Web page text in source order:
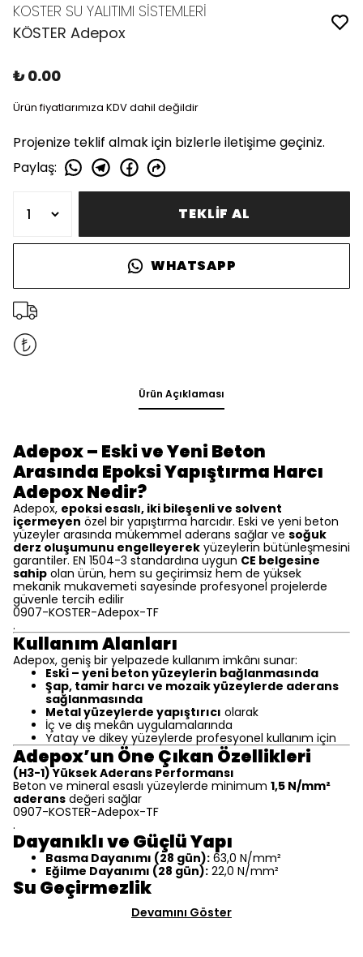
KOSTER SU YALITIMI SİSTEMLERİ
KÖSTER Adepox
₺ 0.00
Ürün fiyatlarımıza KDV dahil değildir
Projenize teklif almak için bizlerle iletişime geçiniz.
Paylaş:
TEKLİF AL
WHATSAPP
Ürün Açıklaması
Adepox – Eski ve Yeni Beton
Arasında Epoksi Yapıştırma Harcı
Adepox Nedir?
Adepox, epoksi esaslı, iki bileşenli ve solvent
içermeyen özel bir yapıştırma harcıdır. Eski ve yeni beton
yüzeyler arasında mükemmel aderans sağlar ve soğuk
derz oluşumunu engelleyerek yüzeylerin bütünleşmesini
garantiler. EN 1504-3 standardına uygun CE belgesine
sahip olan ürün, hem su geçirimsiz hem de yüksek
mekanik mukavemeti sayesinde profesyonel projelerde
güvenle tercih edilir
0907-KOSTER-Adepox-TF
.
Kullanım Alanları
Adepox, geniş bir yelpazede kullanım imkânı sunar:
Eski – yeni beton yüzeylerin bağlanmasında
Şap, tamir harcı ve mozaik yüzeylerde aderans
sağlanmasında
Metal yüzeylerde yapıştırıcı olarak
İç ve dış mekân uygulamalarında
Yatay ve dikey yüzeylerde profesyonel kullanım için
Adepox’un Öne Çıkan Özellikleri
(H3-1) Yüksek Aderans Performansı
Beton ve mineral esaslı yüzeylerde minimum 1,5 N/mm²
aderans değeri sağlar
0907-KOSTER-Adepox-TF
.
Dayanıklı ve Güçlü Yapı
Basma Dayanımı (28 gün): 63,0 N/mm²
Eğilme Dayanımı (28 gün): 22,0 N/mm²
Su Geçirmezlik
Devamını Göster